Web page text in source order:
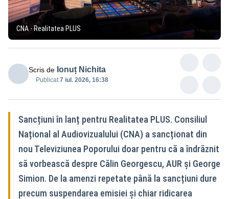
CNA - Realitatea PLUS
Scris de Ionuț Nichita
Publicat:7 iul. 2026, 16:38
Sancțiuni în lanț pentru Realitatea PLUS. Consiliul
Național al Audiovizualului (CNA) a sancționat din
nou Televiziunea Poporului doar pentru că a îndrăznit
să vorbească despre Călin Georgescu, AUR și George
Simion. De la amenzi repetate până la sancțiuni dure
precum suspendarea emisiei și chiar ridicarea